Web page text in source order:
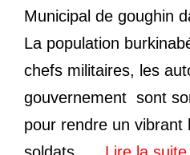
Municipal de goughin
La population
chefs militaires, les
gouvernement sont
pour rendre un vibrant